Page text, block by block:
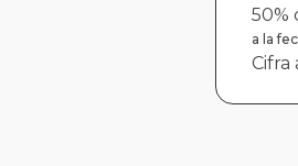
50%
a la
Cifra